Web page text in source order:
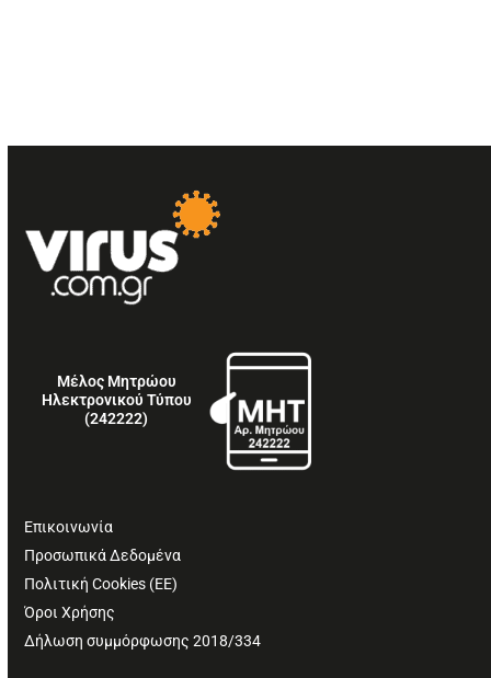
Μέλος Μητρώου
Ηλεκτρονικού Τύπου
(242222)
Επικοινωνία
Προσωπικά Δεδομένα
Πολιτική Cookies (ΕΕ)
Όροι Χρήσης
Δήλωση συμμόρφωσης 2018/334